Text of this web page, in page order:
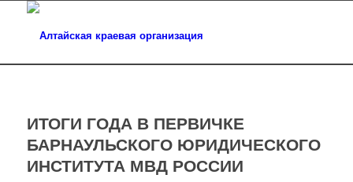
ИТОГИ ГОДА В ПЕРВИЧКЕ
БАРНАУЛЬСКОГО ЮРИДИЧЕСКОГО
ИНСТИТУТА МВД РОССИИ